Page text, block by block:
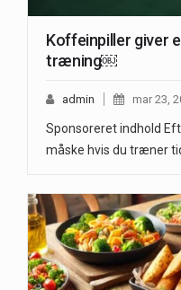
Koffeinpiller giver
træning￼
admin mar 23,
Sponsoreret indhold
måske hvis du træner